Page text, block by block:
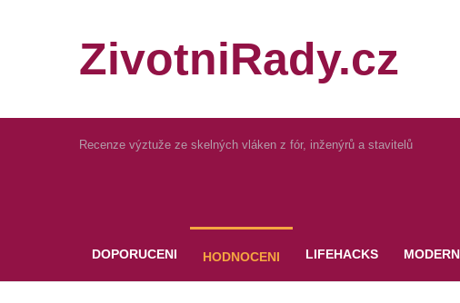
ZivotniRady.cz
Recenze výztuže ze skelných vláken z fór, inženýrů a stavitelů
DOPORUCENI HODNOCENI LIFEHACKS